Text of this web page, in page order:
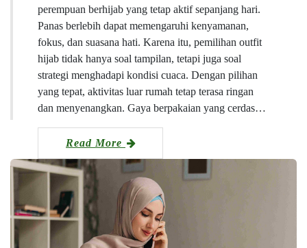
perempuan berhijab yang tetap aktif sepanjang hari.
Panas berlebih dapat memengaruhi kenyamanan,
fokus, dan suasana hati. Karena itu, pemilihan outfit
hijab tidak hanya soal tampilan, tetapi juga soal
strategi menghadapi kondisi cuaca. Dengan pilihan
yang tepat, aktivitas luar rumah tetap terasa ringan
dan menyenangkan. Gaya berpakaian yang cerdas…
Read More